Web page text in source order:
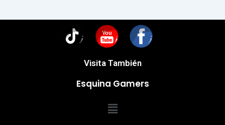
You
Visita También
Esquina Gamers
Menú